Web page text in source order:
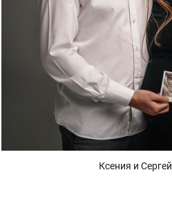
Ксения и Сергей